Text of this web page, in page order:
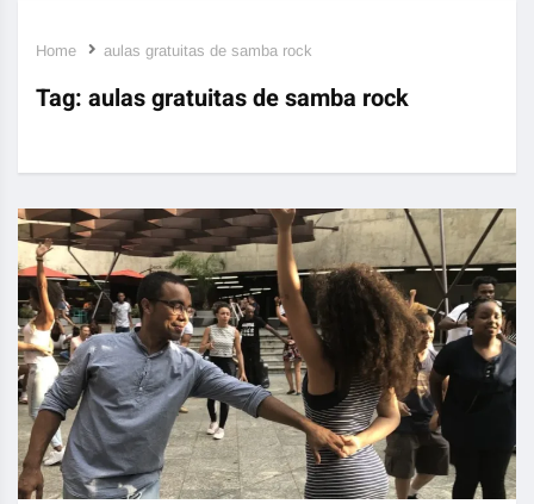
Home aulas gratuitas de samba rock
Tag: aulas gratuitas de samba rock